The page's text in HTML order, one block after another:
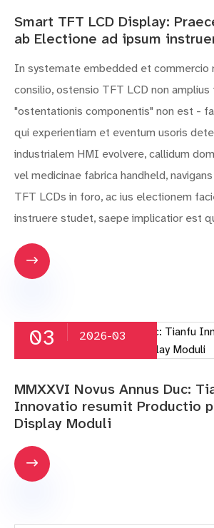
Smart TFT LCD Display:
ab Electione ad ipsum
In systemate embedded et commercio
consilio, ostensio TFT LCD non amplius
"ostentationis componentis" non est -
qui experientiam et eventum usoris
industrialem HMI evolvere, callidum
vel medicinae fabrica handheld,
TFT LCDs in foro, ac ius electionem
instruere studet, saepe implicatior est

03 2026-03
MMXXVI Novus Annus Duc:
Innovatio resumit Productio
Display Moduli
